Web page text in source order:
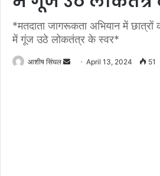
*मतदाता जागरूकता अभियान में छात्रों
में गूंज उठे लोकतंत्र के स्वर*
आशीष सिंघल
SendApril 13, 2024 51